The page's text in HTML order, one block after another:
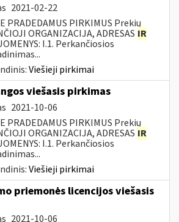
2021-02-22
PRADEDAMUS PIRKIMUS Prekių
ORGANIZACIJA, ADRESAS IR
I.1. Perkančiosios
Viešieji pirkimai
viešasis pirkimas
2021-10-06
PRADEDAMUS PIRKIMUS Prekių
ORGANIZACIJA, ADRESAS IR
I.1. Perkančiosios
Viešieji pirkimai
priemonės licencijos viešasis
2021-10-06